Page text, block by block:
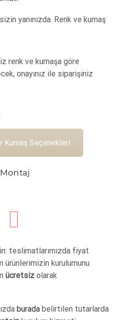
yanınızda. Renk ve kumaş
renk ve kumaşa göre
onayınız ile siparişiniz
Kumaş Seçenekleri
teslimatlarımızda fiyat
ürünlerimizin kurulumunu
ücretsiz olarak
burada belirtilen tutarlarda